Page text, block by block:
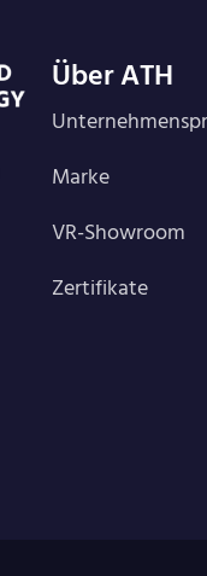
Über ATH
Marke
VR-Showroom
Zertifikate